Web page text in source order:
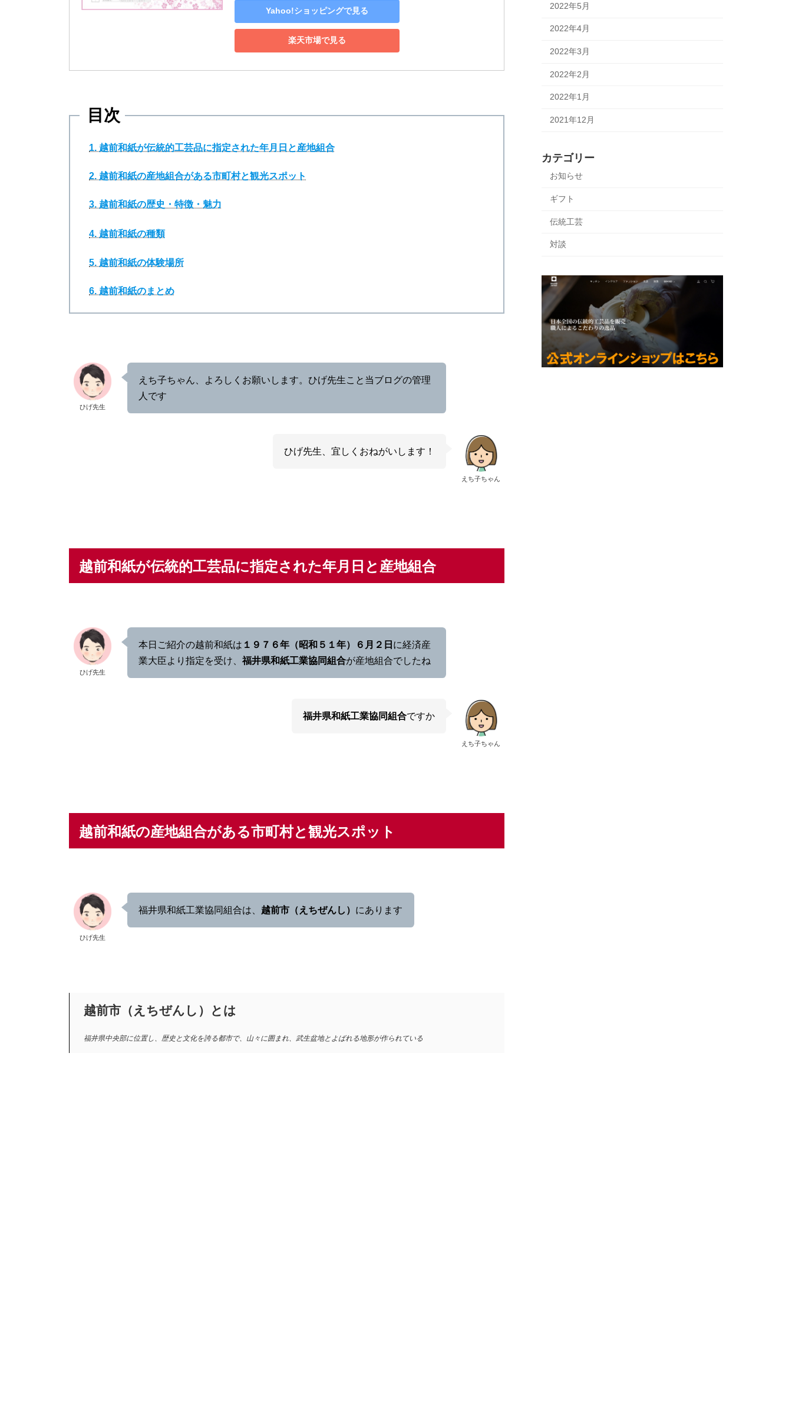
Yahoo!ショッピングで見る
楽天市場で見る
目次
1. 越前和紙が伝統的工芸品に指定された年月日と産地組合
2. 越前和紙の産地組合がある市町村と観光スポット
3. 越前和紙の歴史・特徴・魅力
4. 越前和紙の種類
5. 越前和紙の体験場所
6. 越前和紙のまとめ
ひげ先生
えち子ちゃん、よろしくお願いします。ひげ先生こと当ブログの管理
人です
えち子ちゃん
ひげ先生、宜しくおねがいします！
越前和紙が伝統的工芸品に指定された年月日と産地組合
ひげ先生
本日ご紹介の越前和紙は １９７６年（昭和５１年）６月２日 に経済産
業大臣より指定を受け、福井県和紙工業協同組合が産地組合でしたね
えち子ちゃん
福井県和紙工業協同組合ですか
越前和紙の産地組合がある市町村と観光スポット
ひげ先生
福井県和紙工業協同組合は、 越前市（えちぜんし） にあります
越前市（えちぜんし） とは
福井県中央部に位置し、歴史と文化を誇る都市で、山々に囲まれ、武生盆地とよばれる地形が作られている
2022年5月
2022年4月
2022年3月
2022年2月
2022年1月
2021年12月
カテゴリー
お知らせ
ギフト
伝統工芸
対談